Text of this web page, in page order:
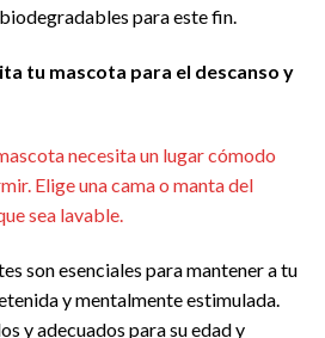
para este fin.
tu mascota para el descanso y
necesita un lugar cómodo
Elige una cama o manta del
sea lavable.
son esenciales para mantener a tu
y mentalmente estimulada.
y adecuados para su edad y